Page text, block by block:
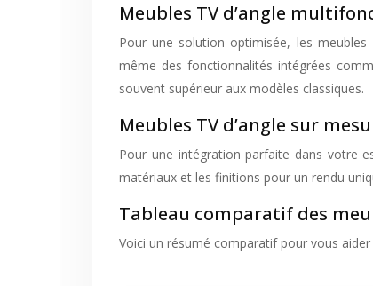
Meubles TV d’angle
Pour une solution optimisée, les
même des fonctionnalités intégrées
souvent supérieur aux modèles classiques.
Meubles TV d’angle sur
Pour une intégration parfaite dans votre
matériaux et les finitions pour un rendu
Tableau comparatif des
Voici un résumé comparatif pour vous